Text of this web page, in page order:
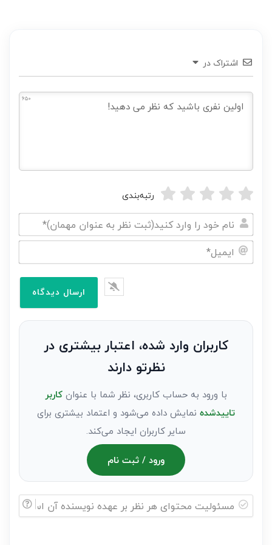
اشتراک در
650
رتبه‌بندی
نام
خود
نظر
کاربران وارد شده، اعتبار بیشتری در
نظرتو دارند
با ورود به حساب کاربری، نظر شما با عنوانکاربر
تاییدشده نمایش داده می‌شود و اعتماد بیشتری برای
سایر کاربران ایجاد می‌کند.
ورود / ثبت نام